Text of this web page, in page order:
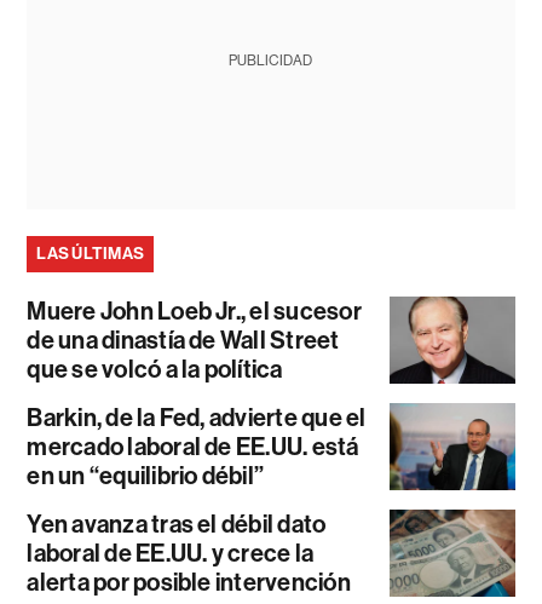
PUBLICIDAD
LAS ÚLTIMAS
Muere John Loeb Jr., el sucesor
de una dinastía de Wall Street
que se volcó a la política
Barkin, de la Fed, advierte que el
mercado laboral de EE.UU. está
en un “equilibrio débil”
Yen avanza tras el débil dato
laboral de EE.UU. y crece la
alerta por posible intervención